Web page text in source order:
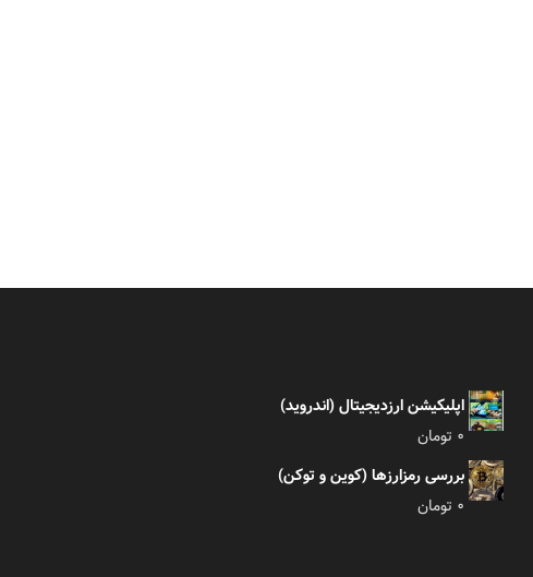
اپلیکیشن ارزدیجیتال (اندروید)
0 تومان
بررسی رمزارزها (کوین و توکن)
0 تومان